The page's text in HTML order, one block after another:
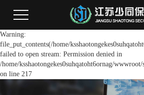
Warning:
file_put_contents(/home/
failed to open stream: Permission denied in
/home/ksshaotongekes0suhqatoht6ornag/
on line 217